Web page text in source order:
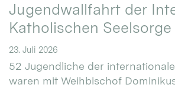
Jugendwallfahrt der
Katholischen
23. Juli 2026
52 Jugendliche der
waren mit Weihbischof